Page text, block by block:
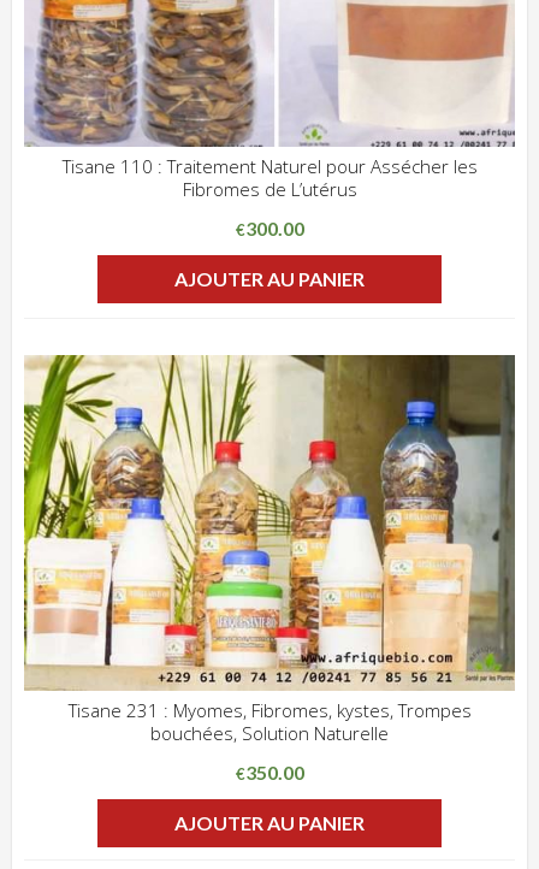
Tisane 110 : Traitement Naturel pour Assécher les
Fibromes de L’utérus
€300.00
AJOUTER AU PANIER
CLIQUEZ POUR VOIR
ADD WISHLIST
Tisane 231 : Myomes, Fibromes, kystes, Trompes
bouchées, Solution Naturelle
€350.00
AJOUTER AU PANIER